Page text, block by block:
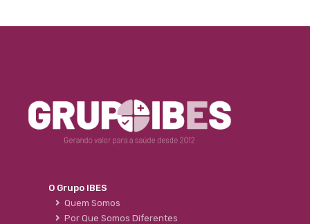
O Grupo IBES
Quem Somos
Por Que Somos Diferentes